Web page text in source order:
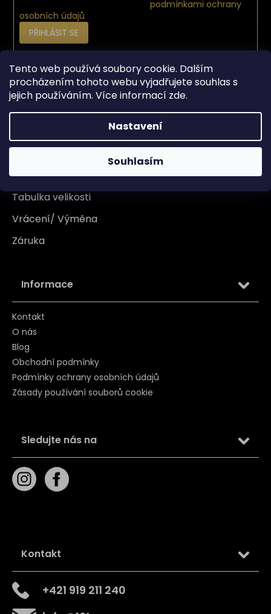
Tento web používá soubory cookie. Dalším
procházením tohoto webu vyjadřujete souhlas s
jejich používáním. Více informací zde.
Nastavení
Souhlasím
podmínkami ochrany
osobních údajů
PŘIHLÁSIT SE
Vše o nákupu
Doprava
Reklamace
Tabulka velikosti
Vrácení/ Výměna
Záruka
Informace
Kontakt
O nás
Blog
Obchodní podmínky
Podmínky ochrany osobních údajů
Zásady používání souborů cookie
Sledujte nás na
Kontakt
+421 919 211 240